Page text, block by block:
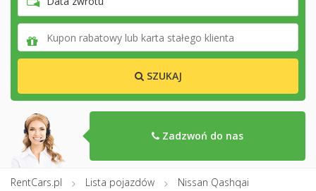
SZUKAJ
Zadzwoń do nas
RentCars.pl Lista pojazdów Nissan Qashqai